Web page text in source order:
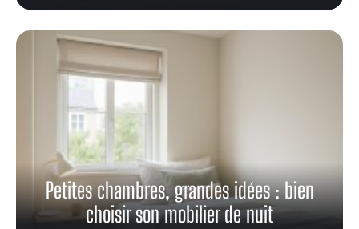
Petites chambres, grandes idées : bien
choisir son mobilier de nuit